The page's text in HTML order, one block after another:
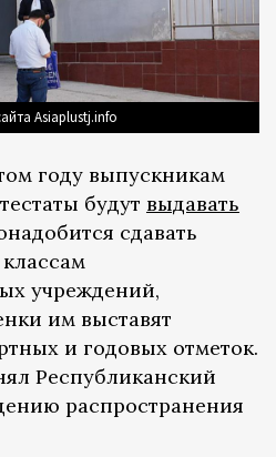
Asiaplustj.info
году выпускникам
будут выдавать
сдавать
учреждений,
им выставят
и годовых отметок.
Республиканский
распространения